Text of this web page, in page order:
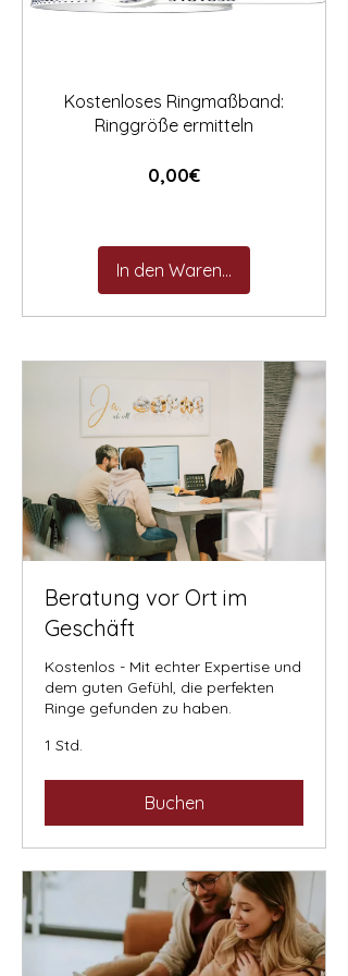
Kostenloses Ringmaßband:
Ringgröße ermitteln
0,00€Preis
In den Warenkorb
Beratung vor Ort im
Geschäft
Kostenlos - Mit echter Expertise und
dem guten Gefühl, die perfekten
Ringe gefunden zu haben.
1 Std.
Buchen